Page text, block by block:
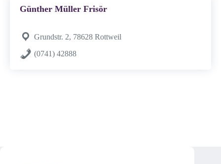
Günther Müller Frisör
Grundstr. 2, 78628 Rottweil
(0741) 42888